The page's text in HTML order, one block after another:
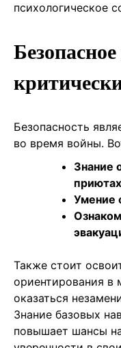
психологическое
Безопасность
во время войны.
Знание
приютах
Умение
Также стоит
ориентирования в
оказаться
Знание базовых
повышает шансы